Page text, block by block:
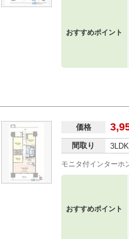
おすすめポイント
価格
間取り 3LDK
モニタ付インターホ
おすすめポイント